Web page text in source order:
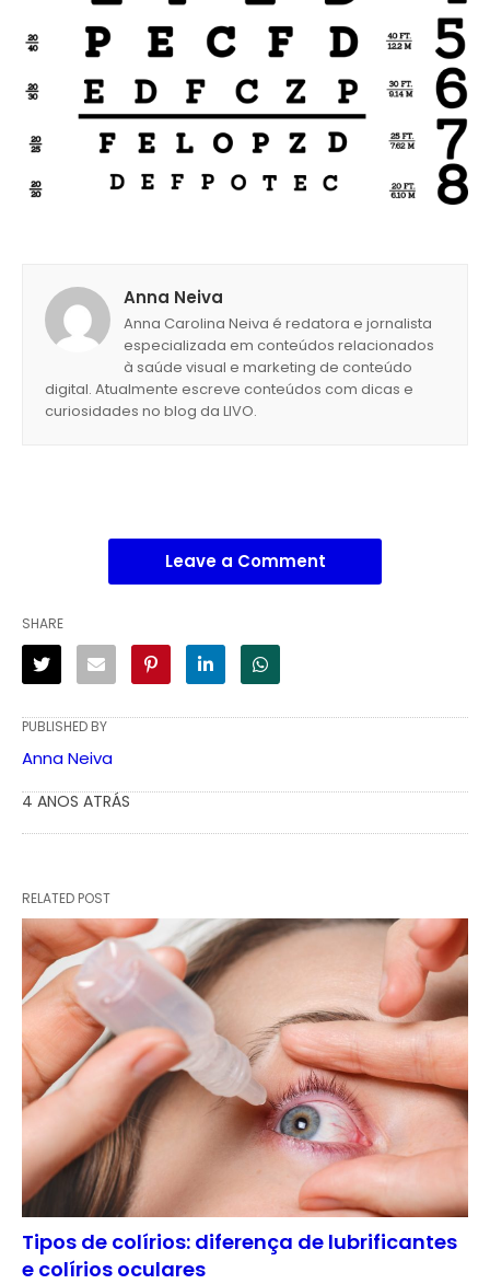
Anna Neiva
Anna Carolina Neiva é redatora e jornalista
especializada em conteúdos relacionados
à saúde visual e marketing de conteúdo
digital. Atualmente escreve conteúdos com dicas e
curiosidades no blog da LIVO.
Leave a Comment
SHARE
PUBLISHED BY
Anna Neiva
4 ANOS ATRÁS
RELATED POST
Tipos de colírios: diferença de lubrificantes
e colírios oculares